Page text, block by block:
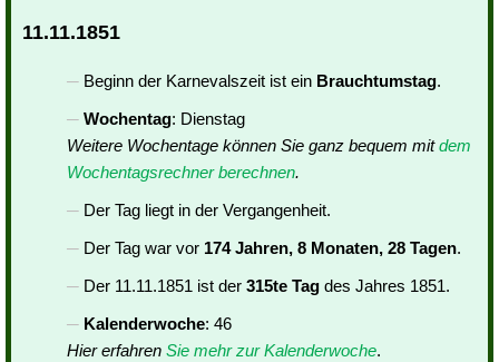
11.11.1851
Beginn der Karnevalszeit ist ein Brauchtumstag.
Wochentag: Dienstag
Weitere Wochentage können Sie ganz bequem mitdem
Wochentagsrechner berechnen.
Der Tag liegt in der Vergangenheit.
Der Tag war vor 174 Jahren, 8 Monaten, 28 Tagen.
Der 11.11.1851 ist der 315te Tag des Jahres 1851.
Kalenderwoche: 46
Hier erfahren Sie mehr zur Kalenderwoche.